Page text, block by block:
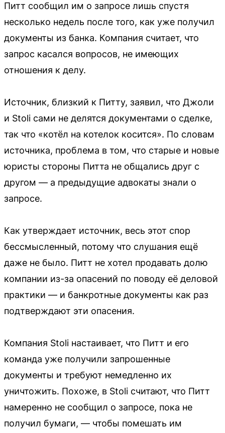
Питт сообщил им о запросе лишь спустя
несколько недель после того, как уже получил
документы из банка. Компания считает, что
запрос касался вопросов, не имеющих
отношения к делу.
Источник, близкий к Питту, заявил, что Джоли
и Stoli сами не делятся документами о сделке,
так что «котёл на котелок косится». По словам
источника, проблема в том, что старые и новые
юристы стороны Питта не общались друг с
другом — а предыдущие адвокаты знали о
запросе.
Как утверждает источник, весь этот спор
бессмысленный, потому что слушания ещё
даже не было. Питт не хотел продавать долю
компании из-за опасений по поводу её деловой
практики — и банкротные документы как раз
подтверждают эти опасения.
Компания Stoli настаивает, что Питт и его
команда уже получили запрошенные
документы и требуют немедленно их
уничтожить. Похоже, в Stoli считают, что Питт
намеренно не сообщил о запросе, пока не
получил бумаги, — чтобы помешать им